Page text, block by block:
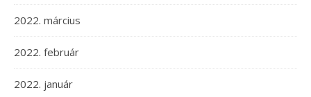
2022. március
2022. február
2022. január